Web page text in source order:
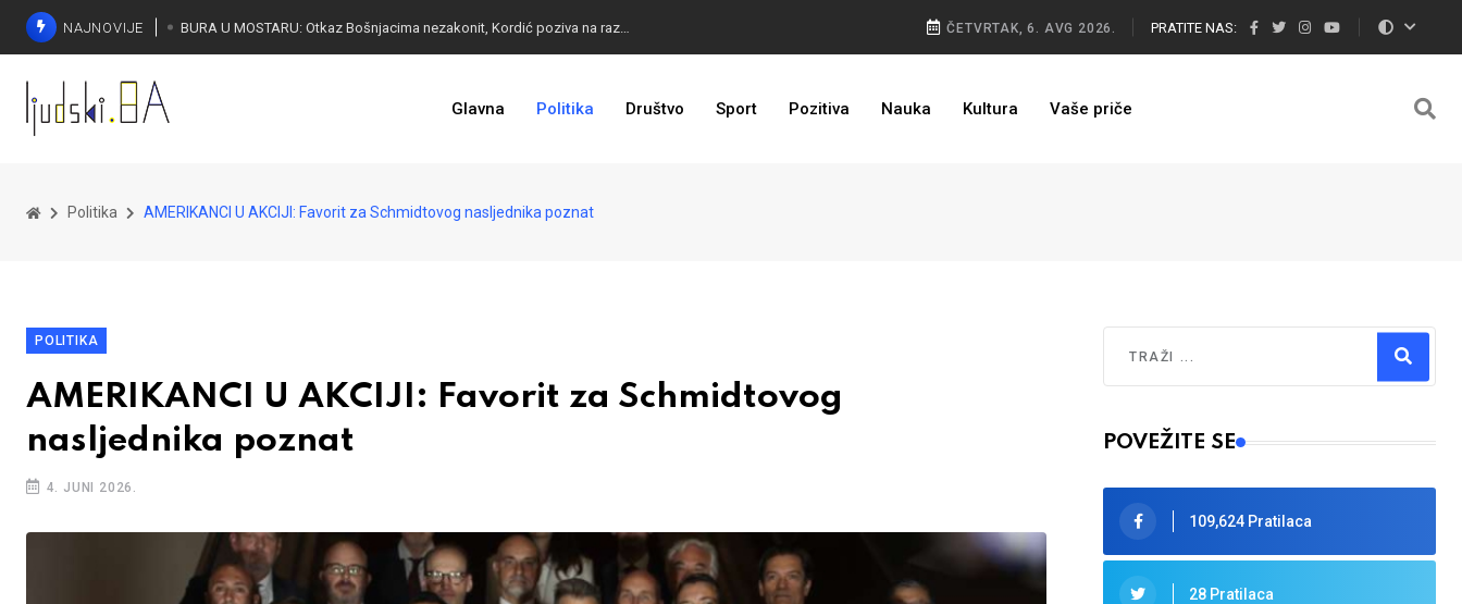
NAJNOVIJE
BIVŠI KAPITEN ZMAJEVA U VELIKOM BIZNISU: Na mjestu propale tvornice niče stambeni kompleks
ČETVRTAK, 6. AVG 2026. PRATITE NAS:
Glavna Politika Društvo Sport Pozitiva Nauka Kultura Vaše priče
Politika AMERIKANCI U AKCIJI: Favorit za Schmidtovog nasljednika poznat
POLITIKA
AMERIKANCI U AKCIJI: Favorit za Schmidtovog
nasljednika poznat
4. JUNI 2026.
Type 2 or more characters for results.
POVEŽITE SE
109,624 Pratilaca
28 Pratilaca